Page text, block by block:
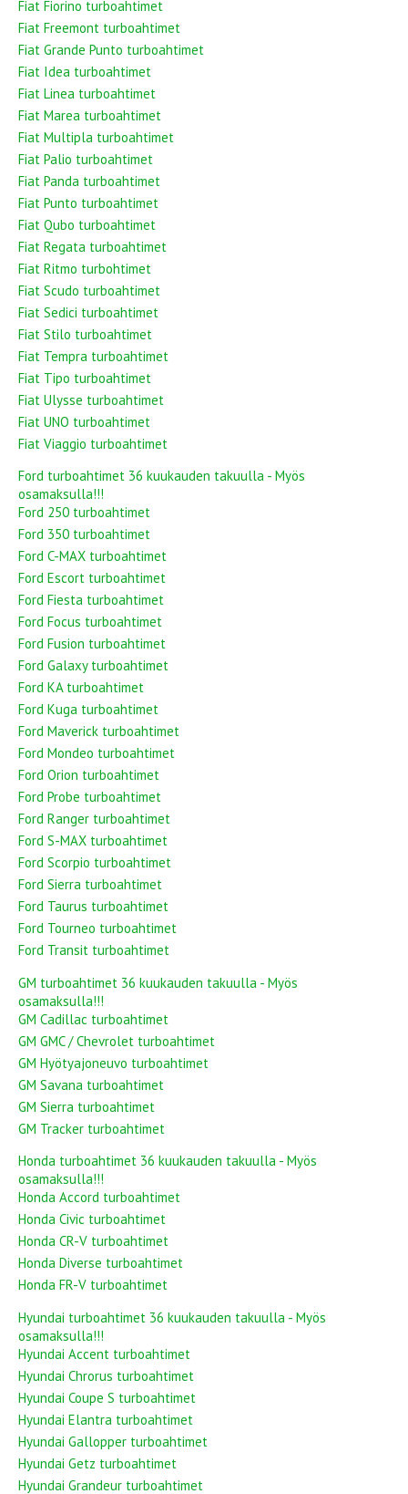
Fiat Fiorino turboahtimet
Fiat Freemont turboahtimet
Fiat Grande Punto turboahtimet
Fiat Idea turboahtimet
Fiat Linea turboahtimet
Fiat Marea turboahtimet
Fiat Multipla turboahtimet
Fiat Palio turboahtimet
Fiat Panda turboahtimet
Fiat Punto turboahtimet
Fiat Qubo turboahtimet
Fiat Regata turboahtimet
Fiat Ritmo turbohtimet
Fiat Scudo turboahtimet
Fiat Sedici turboahtimet
Fiat Stilo turboahtimet
Fiat Tempra turboahtimet
Fiat Tipo turboahtimet
Fiat Ulysse turboahtimet
Fiat UNO turboahtimet
Fiat Viaggio turboahtimet
Ford turboahtimet 36 kuukauden takuulla - Myös
osamaksulla!!!
Ford 250 turboahtimet
Ford 350 turboahtimet
Ford C-MAX turboahtimet
Ford Escort turboahtimet
Ford Fiesta turboahtimet
Ford Focus turboahtimet
Ford Fusion turboahtimet
Ford Galaxy turboahtimet
Ford KA turboahtimet
Ford Kuga turboahtimet
Ford Maverick turboahtimet
Ford Mondeo turboahtimet
Ford Orion turboahtimet
Ford Probe turboahtimet
Ford Ranger turboahtimet
Ford S-MAX turboahtimet
Ford Scorpio turboahtimet
Ford Sierra turboahtimet
Ford Taurus turboahtimet
Ford Tourneo turboahtimet
Ford Transit turboahtimet
GM turboahtimet 36 kuukauden takuulla - Myös
osamaksulla!!!
GM Cadillac turboahtimet
GM GMC / Chevrolet turboahtimet
GM Hyötyajoneuvo turboahtimet
GM Savana turboahtimet
GM Sierra turboahtimet
GM Tracker turboahtimet
Honda turboahtimet 36 kuukauden takuulla - Myös
osamaksulla!!!
Honda Accord turboahtimet
Honda Civic turboahtimet
Honda CR-V turboahtimet
Honda Diverse turboahtimet
Honda FR-V turboahtimet
Hyundai turboahtimet 36 kuukauden takuulla - Myös
osamaksulla!!!
Hyundai Accent turboahtimet
Hyundai Chrorus turboahtimet
Hyundai Coupe S turboahtimet
Hyundai Elantra turboahtimet
Hyundai Gallopper turboahtimet
Hyundai Getz turboahtimet
Hyundai Grandeur turboahtimet